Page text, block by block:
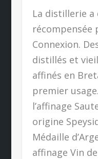
La distillerie a
récompensée
Connexion.
distillés et
affinés en
premier
l’affinage
origine
Médaille
affinage Vin